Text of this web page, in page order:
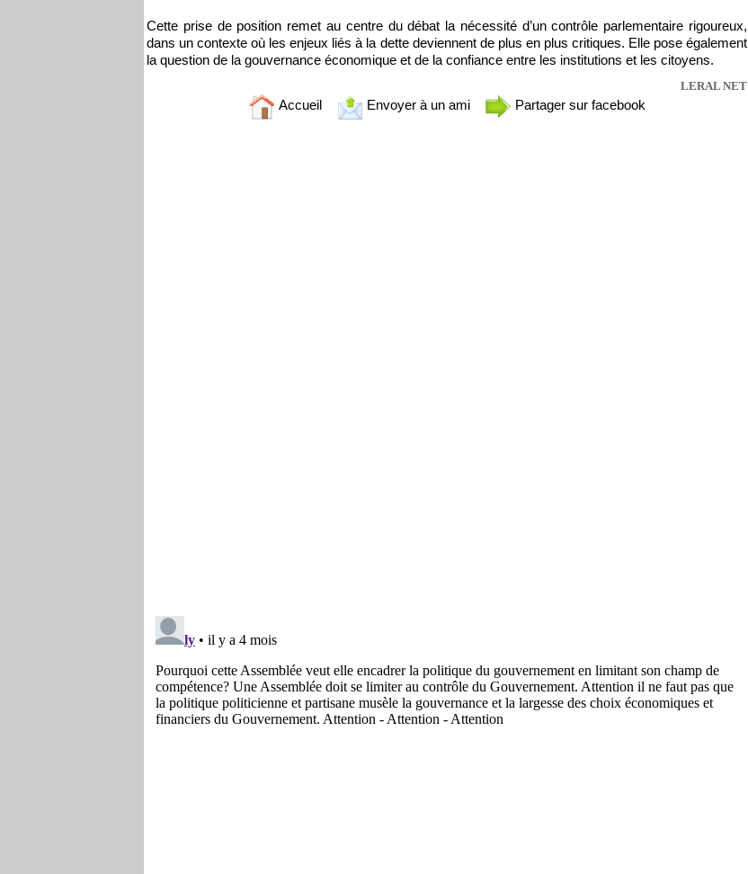
Cette prise de position remet au centre du débat la nécessité d’un contrôle parlementaire rigoureux,
dans un contexte où les enjeux liés à la dette deviennent de plus en plus critiques. Elle pose également
la question de la gouvernance économique et de la confiance entre les institutions et les citoyens.
LERAL NET
Accueil Envoyer à un ami Partager sur facebook